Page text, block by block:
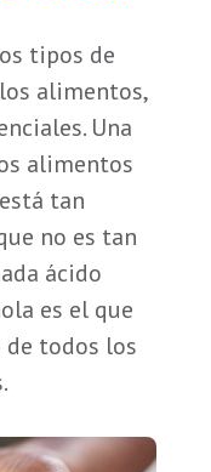
tipos de
alimentos,
Una
alimentos
tan
no es tan
ácido
es el que
todos los